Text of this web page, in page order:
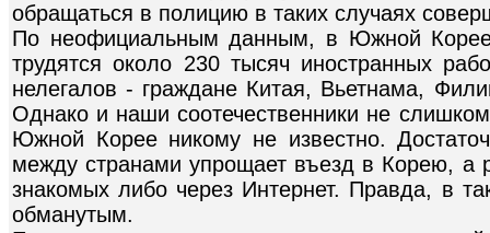
обращаться в полицию в таких случаях
По неофициальным данным, в Южной
трудятся около 230 тысяч иностранных
нелегалов - граждане Китая, Вьетнама,
Однако и наши соотечественники не
Южной Корее никому не известно.
между странами упрощает въезд в Корею, а
знакомых либо через Интернет. Правда, в
обманутым.